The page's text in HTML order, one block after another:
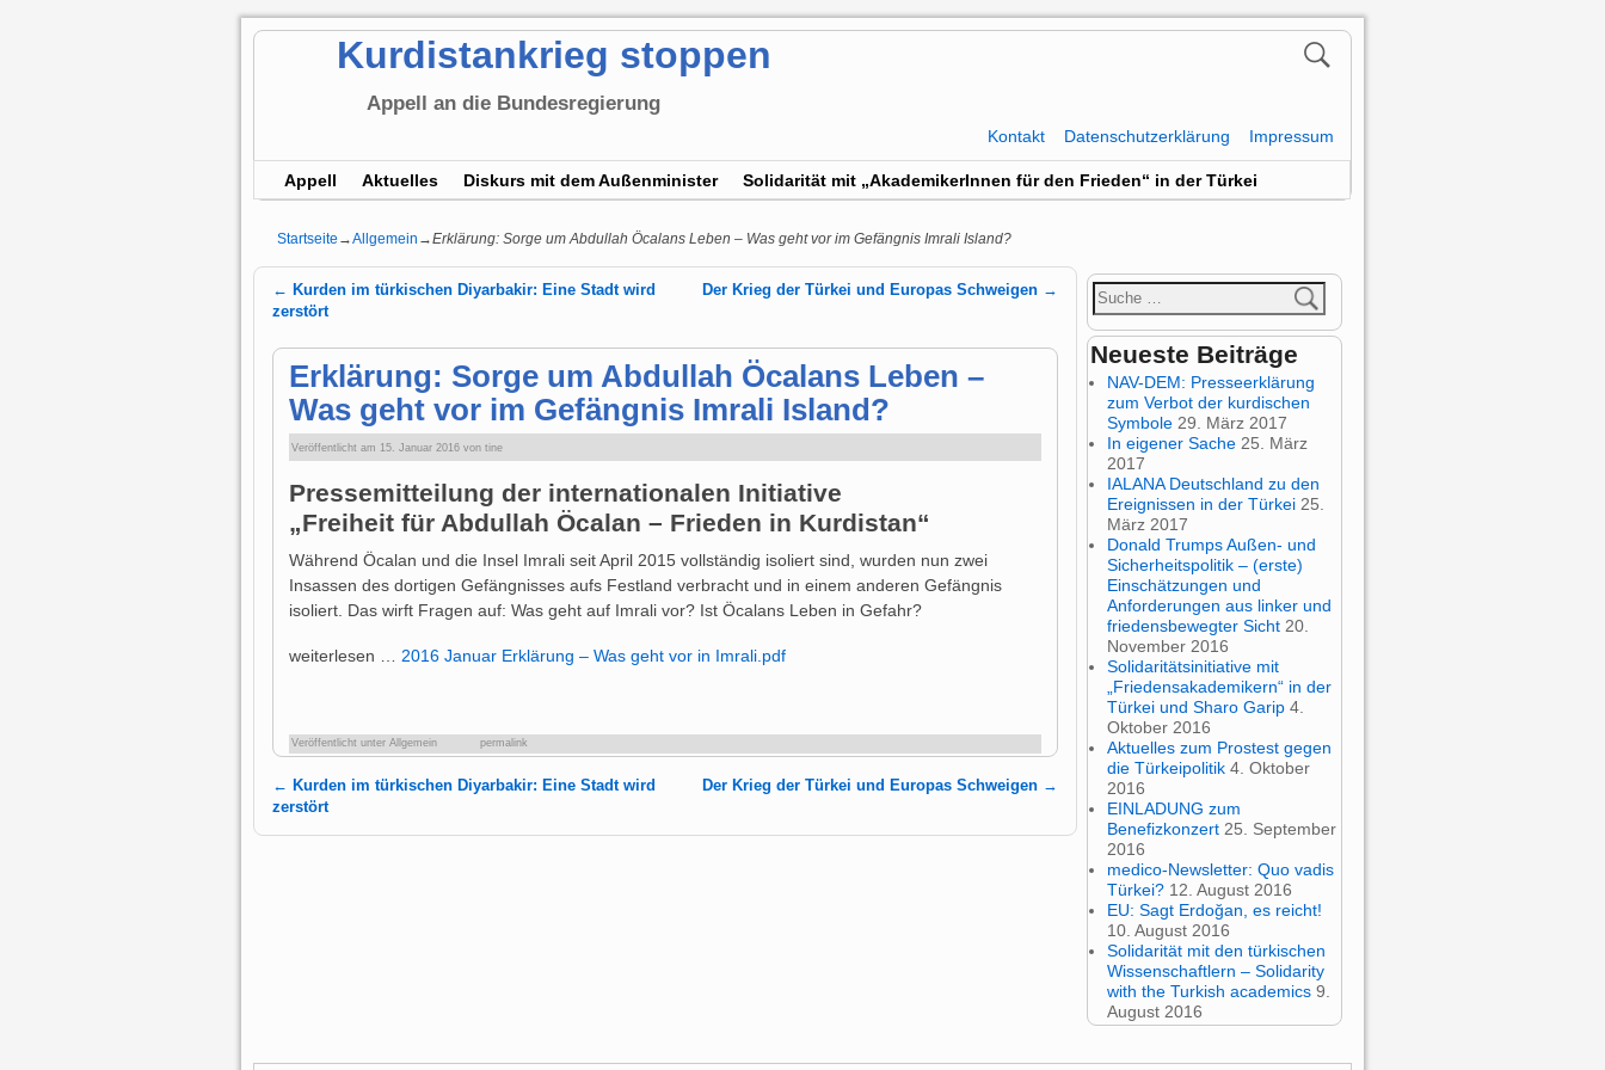
Kurdistankrieg stoppen
Appell an die Bundesregierung
Kontakt Datenschutzerklärung Impressum
Appell Aktuelles Diskurs mit dem Außenminister Solidarität mit „AkademikerInnen für den Frieden“ in der Türkei
Startseite →Allgemein →Erklärung: Sorge um Abdullah Öcalans Leben – Was geht vor im Gefängnis Imrali Island?
Artikelnavigation
← Kurden im türkischen Diyarbakir: Eine Stadt wird
zerstört
Der Krieg der Türkei und Europas Schweigen →
Erklärung: Sorge um Abdullah Öcalans Leben –
Was geht vor im Gefängnis Imrali Island?
Veröffentlicht am 15. Januar 2016 vontine
Pressemitteilung der internationalen Initiative
„Freiheit für Abdullah Öcalan – Frieden in Kurdistan“
Während Öcalan und die Insel Imrali seit April 2015 vollständig isoliert sind, wurden nun zwei
Insassen des dortigen Gefängnisses aufs Festland verbracht und in einem anderen Gefängnis
isoliert. Das wirft Fragen auf: Was geht auf Imrali vor? Ist Öcalans Leben in Gefahr?
weiterlesen … 2016 Januar Erklärung – Was geht vor in Imrali.pdf
Veröffentlicht unter Allgemein permalink
Artikelnavigation
← Kurden im türkischen Diyarbakir: Eine Stadt wird
zerstört
Der Krieg der Türkei und Europas Schweigen →
Neueste Beiträge
NAV-DEM: Presseerklärung
zum Verbot der kurdischen
Symbole 29. März 2017
In eigener Sache 25. März
2017
IALANA Deutschland zu den
Ereignissen in der Türkei 25.
März 2017
Donald Trumps Außen- und
Sicherheitspolitik – (erste)
Einschätzungen und
Anforderungen aus linker und
friedensbewegter Sicht 20.
November 2016
Solidaritätsinitiative mit
„Friedensakademikern“ in der
Türkei und Sharo Garip 4.
Oktober 2016
Aktuelles zum Prostest gegen
die Türkeipolitik 4. Oktober
2016
EINLADUNG zum
Benefizkonzert 25. September
2016
medico-Newsletter: Quo vadis
Türkei? 12. August 2016
EU: Sagt Erdoğan, es reicht!
10. August 2016
Solidarität mit den türkischen
Wissenschaftlern – Solidarity
with the Turkish academics 9.
August 2016